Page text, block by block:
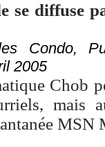
se diffuse
Condo,
2005
Chob
mais
MSN